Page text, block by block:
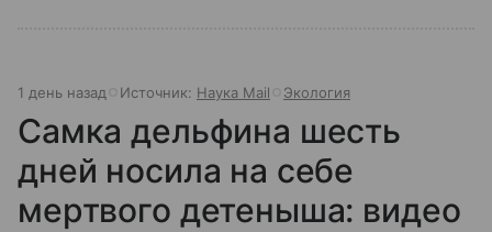
1 день назад Источник: Наука Mail Экология
Самка дельфина шесть
дней носила на себе
мертвого детеныша: видео